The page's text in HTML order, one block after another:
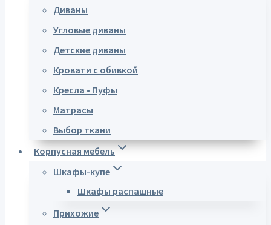
Диваны
Угловые диваны
Детские диваны
Кровати с обивкой
Кресла • Пуфы
Матрасы
Выбор ткани
Корпусная мебель
Шкафы-купе
Шкафы распашные
Прихожие